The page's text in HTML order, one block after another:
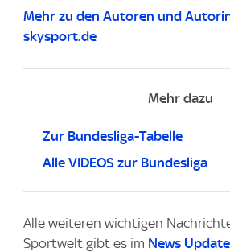
Mehr zu den Autoren und
skysport.de
Mehr dazu
Zur Bundesliga-Tabelle
Alle VIDEOS zur Bundesliga
Alle weiteren wichtigen
Sportwelt gibt es im News Update